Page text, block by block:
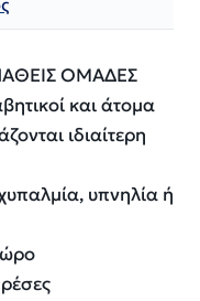
ΟΜΑΔΕΣ
και άτομα
ιδιαίτερη
υπνηλία ή